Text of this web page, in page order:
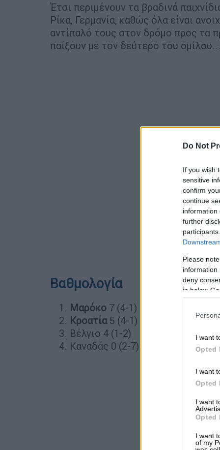
Do Not
If you wish
sensitive
confirm
continue
information
further
Please
information
deny
in below
I want
Opted
I want
Opted
I want
Opted
I want
of my
Έτσι περιμένουν τα βραδινά
Ρίκα, Γερμανία, καθώς όλα είναι
αντίπαλό τους στον δρόμο προς τα
παίξουν με τον δεύτερο του ομίλου...
Βαθμολογία
Μαρόκο 7 (4-1)
Κροατία 5 (4-1)
Βέλγιο 4 (1-2)
Καναδάς 0 (2-7)